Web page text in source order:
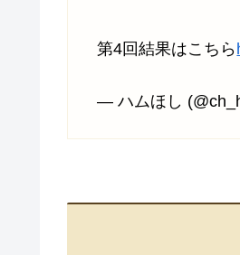
第4回結果はこちら
— ハムほし